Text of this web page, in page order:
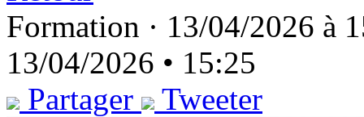
Formation · 13/04/2026 à
13/04/2026 • 15:25
Partager
Tweeter